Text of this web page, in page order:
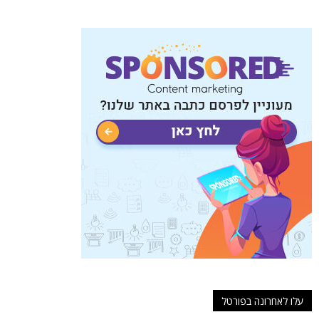
עלו לאחרונה בפורטל